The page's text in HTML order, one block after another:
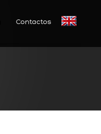
Contactos